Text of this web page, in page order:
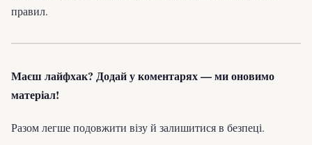
правил.
Маєш лайфхак? Додай у коментарях — ми оновимо
матеріал!
Разом легше подовжити візу й залишитися в безпеці.